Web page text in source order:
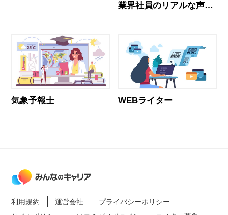
業界社員のリアルな声と
気象予報士 WEBライター
利用規約 運営会社
プライバシーポリシー